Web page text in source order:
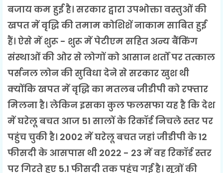
बजाय कम हुई है। सरकार द्वारा उपभोक्ता वस्तुओं की
खपत में वृद्धि की तमाम कोशिशें नाकाम साबित हुई
हैं। ऐसे में शुरू - शुरू में पेटीएम सहित अन्य बैंकिंग
संस्थाओं की ओर से लोगों को आसान शर्तों पर तत्काल
पर्सनल लोन की सुविधा देने से सरकार खुश थी
क्योंकि खपत में वृद्धि का मतलब जीडीपी को रफ्तार
मिलना है। लेकिन इसका कुल फलसफा यह है कि देश
में घरेलू बचत आज 51 सालों के रिकॉर्ड निचले स्तर पर
पहुंच चुकी है। 2002 में घरेलू बचत जहां जीडीपी के 12
फीसदी के आसपास थी 2022 - 23 में वह रिकॉर्ड स्तर
पर गिरते हुए 5.1 फीसदी तक पहुंच गई है। सूत्रों की